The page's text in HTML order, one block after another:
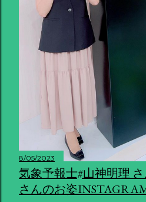
8/05/2023
気象予報士#山神明理
さんのお姿